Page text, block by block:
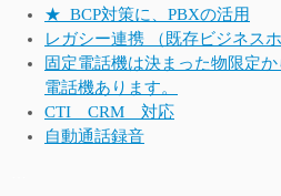
★_BCP対策に、PBXの活用
レガシー連携 （既存ビジネス
固定電話機は決まった物限定
電話機あります。
CTI CRM 対応
自動通話録音